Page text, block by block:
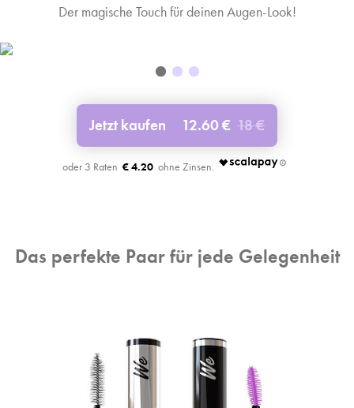
Der magische Touch für deinen Augen-Look!
Jetzt kaufen 12.60 € 18 €
€ 4.20
Das perfekte Paar für jede Gelegenheit